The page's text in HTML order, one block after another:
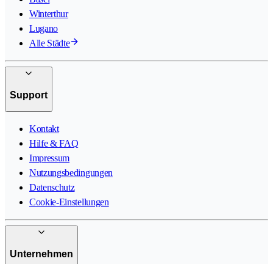
Winterthur
Lugano
Alle Städte
Support
Kontakt
Hilfe & FAQ
Impressum
Nutzungsbedingungen
Datenschutz
Cookie-Einstellungen
Unternehmen